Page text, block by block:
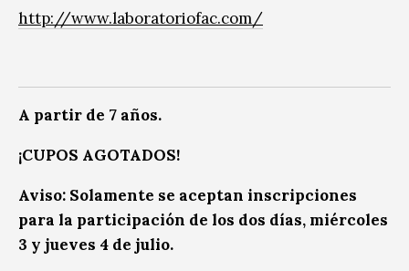
http://www.laboratoriofac.com/
A partir de 7 años.
¡CUPOS AGOTADOS!
Aviso: Solamente se aceptan inscripciones
para la participación de los dos días, miércoles
3 y jueves 4 de julio.